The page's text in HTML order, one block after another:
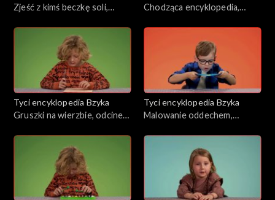
Zjeść z kimś beczkę soli,
Chodząca encyklopedia,
Tyci encyklopedia Bzyka
Gruszki na wierzbie, odcinek
Tyci encyklopedia Bzyka
Malowanie oddechem,